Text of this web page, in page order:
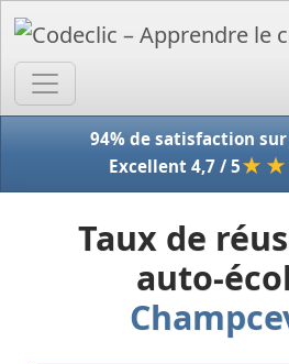
94% de satisfaction sur
Excellent 4,7 / 5
Taux de
auto-